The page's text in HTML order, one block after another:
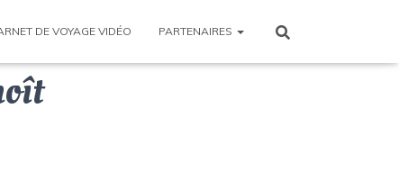
DE VOYAGE VIDÉO PARTENAIRES